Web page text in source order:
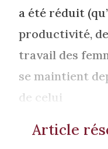
a été réduit
productivité,
travail des
se maintient
de celui
Article